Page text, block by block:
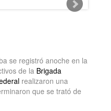
se registró anoche en la
de la Brigada
realizaron una
que se trató de